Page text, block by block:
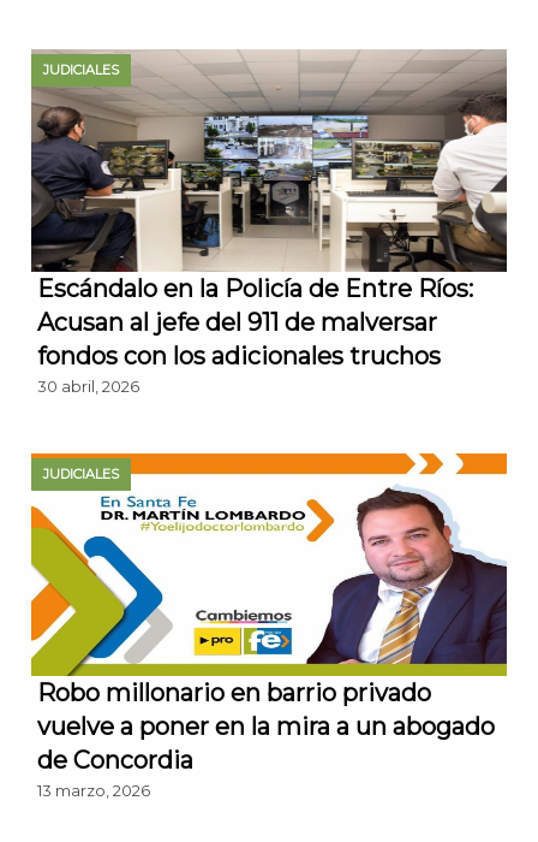
JUDICIALES
Escándalo en la Policía de Entre Ríos:
Acusan al jefe del 911 de malversar
fondos con los adicionales truchos
30 abril, 2026
JUDICIALES
Robo millonario en barrio privado
vuelve a poner en la mira a un abogado
de Concordia
13 marzo, 2026